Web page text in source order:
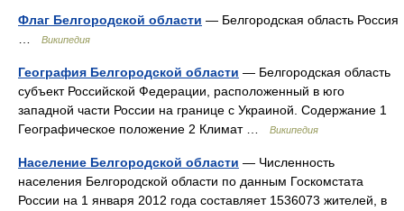
Флаг Белгородской области — Белгородская область Россия
…
Википедия
География Белгородской области — Белгородская область
субъект Российской Федерации, расположенный в юго
западной части России на границе с Украиной. Содержание 1
Географическое положение 2 Климат …
Википедия
Население Белгородской области — Численность
населения Белгородской области по данным Госкомстата
России на 1 января 2012 года составляет 1536073 жителей, в